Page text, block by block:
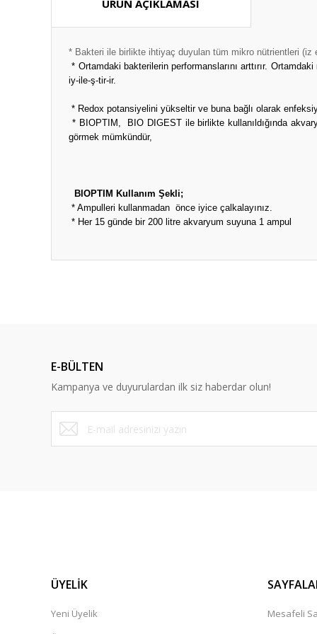
ÜRÜN AÇIKLAMASI
* Bakteri ile birlikte ihtiyaç duyulan tüm mikro nütrientleri (iz
* Ortamdaki bakterilerin performanslarını arttırır.
iy-ile-ş-tir-ir.
* Redox potansiyelini yükseltir ve buna bağlı olarak
* BIOPTIM,
BIO DIGEST ile birlikte kullanıldığında
görmek mümkündür,
BIOPTIM Kullanım Şekli;
* Ampulleri kullanmadan önce iyice çalkalayınız.
* Her 15 günde bir 200 litre akvaryum suyuna 1 ampul
Ürün bilgilerinde hatalar bulunuyor.
Ürün fiyatı diğer sitelerden daha pahalı.
Bu ürüne benzer farklı alternatifler olmalı.
E-BÜLTEN
Kampanya ve duyurulardan ilk siz haberdar olun!
ÜYELİK
Yeni Üyelik
Mesafeli